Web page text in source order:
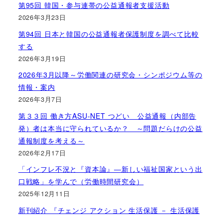
第95回 韓国・参与連帯の公益通報者支援活動
2026年3月23日
第94回 日本と韓国の公益通報者保護制度を調べて比較
する
2026年3月19日
2026年3月以降～労働関連の研究会・シンポジウム等の
情報・案内
2026年3月7日
第３３回 働き方ASU-NET つどい 公益通報（内部告
発）者は本当に守られているか？ ～問題だらけの公益
通報制度を考える～
2026年2月17日
「インフレ不況と『資本論』―新しい福祉国家という出
口戦略」を学んで（労働時間研究会）
2025年12月11日
新刊紹介 『チェンジ アクション 生活保護 － 生活保護